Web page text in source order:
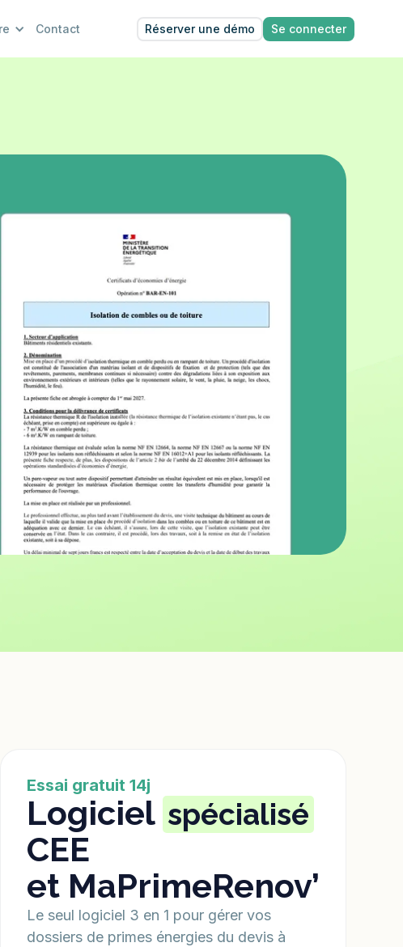
Contact Réserver une démo Se connecter
Essai gratuit 14j
Logiciel spécialisé
CEE
et MaPrimeRenov’
Le seul logiciel 3 en 1 pour gérer vos
dossiers de primes énergies du devis à